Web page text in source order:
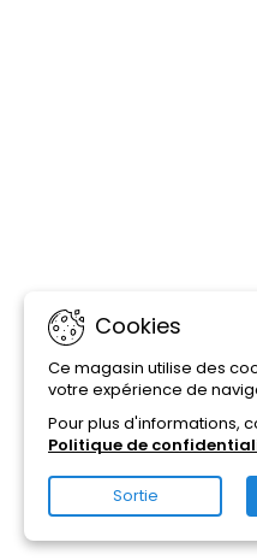
Cookies
Ce magasin utilise des
votre expérience de
Pour plus d'informations,
Politique de
Sortie